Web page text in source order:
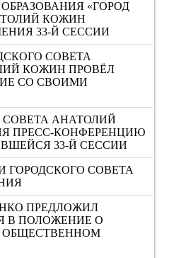
«ГОРОД
КОЖИН
33-Й СЕССИИ
СОВЕТА
КОЖИН ПРОВЁЛ
СО СВОИМИ
СОВЕТА АНАТОЛИЙ
ПРЕСС-КОНФЕРЕНЦИЮ
33-Й СЕССИИ
ГОРОДСКОГО СОВЕТА
ПРЕДЛОЖИЛ
В ПОЛОЖЕНИЕ О
ОБЩЕСТВЕННОМ